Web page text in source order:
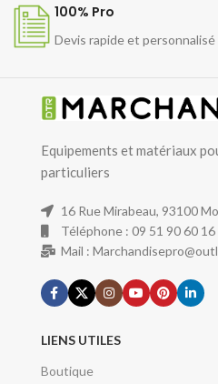
100% Pro
Devis rapide et personnalisé
Equipements et matériaux
particuliers
16 Rue Mirabeau, 93100
Téléphone : 09 51 90 60 16
Mail :
LIENS UTILES
Boutique